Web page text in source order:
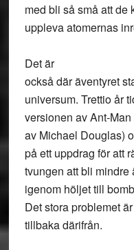
med bli så små att de
uppleva atomernas
Det är
också där äventyret
universum. Trettio år
versionen av Ant-
av Michael Douglas)
på ett uppdrag för att
tvungen att bli mindre
igenom höljet till
Det stora problemet
tillbaka därifrån.